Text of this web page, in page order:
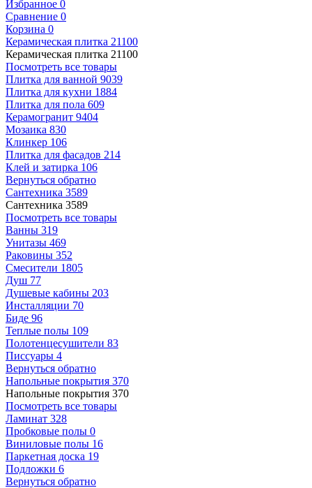
Избранное 0
Сравнение 0
Корзина 0
Керамическая плитка 21100
Керамическая плитка 21100
Посмотреть все товары
Плитка для ванной 9039
Плитка для кухни 1884
Плитка для пола 609
Керамогранит 9404
Мозаика 830
Клинкер 106
Плитка для фасадов 214
Клей и затирка 106
Вернуться обратно
Сантехника 3589
Сантехника 3589
Посмотреть все товары
Ванны 319
Унитазы 469
Раковины 352
Смесители 1805
Душ 77
Душевые кабины 203
Инсталляции 70
Биде 96
Теплые полы 109
Полотенцесушители 83
Писсуары 4
Вернуться обратно
Напольные покрытия 370
Напольные покрытия 370
Посмотреть все товары
Ламинат 328
Пробковые полы 0
Виниловые полы 16
Паркетная доска 19
Подложки 6
Вернуться обратно